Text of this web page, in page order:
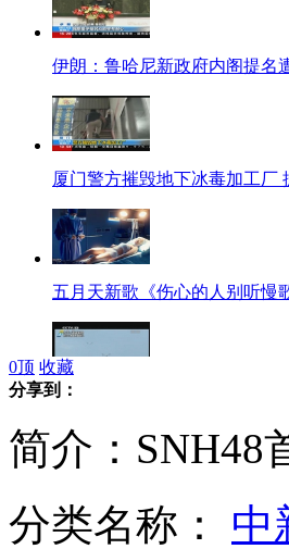
伊朗：鲁哈尼新政府内阁提名
厦门警方摧毁地下冰毒加工厂
五月天新歌《伤心的人别听慢
实拍：埃及安全部队对示威者
0顶 收藏
分享到：
简介：SNH48
分类名称： 中